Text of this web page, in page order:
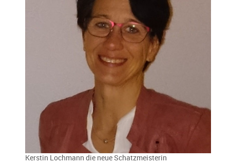
Kerstin Lochmann die neue Schatzmeisterin